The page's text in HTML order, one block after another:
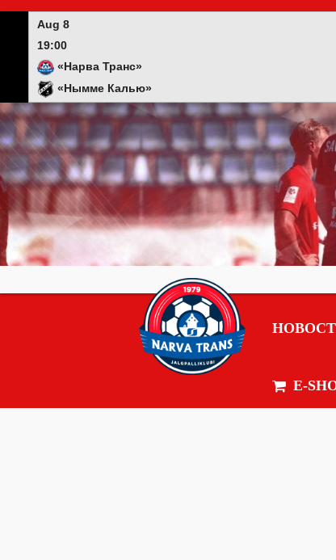
content
Aug 8
19:00
«Нарва Транс»
«Нымме Калью»
E-